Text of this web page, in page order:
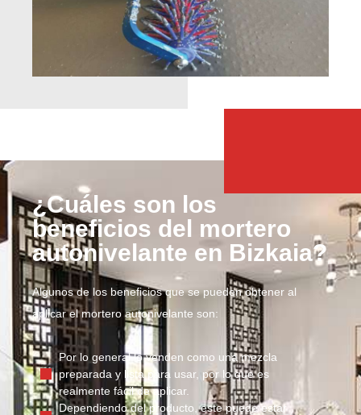
¿Cuáles son los
beneficios del mortero
autonivelante en Bizkaia?
Algunos de los beneficios que se pueden obtener al
aplicar el mortero autonivelante son:
Por lo general lo venden como una mezcla
preparada y lista para usar, por lo que es
realmente fácil de aplicar.
Dependiendo del producto, este puede estar